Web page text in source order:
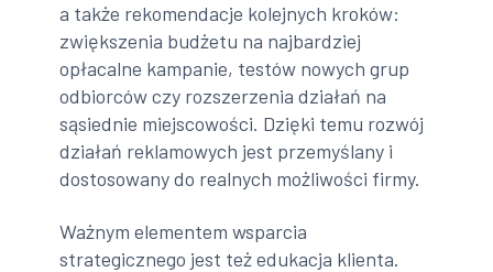
a także rekomendacje kolejnych kroków:
zwiększenia budżetu na najbardziej
opłacalne kampanie, testów nowych grup
odbiorców czy rozszerzenia działań na
sąsiednie miejscowości. Dzięki temu rozwój
działań reklamowych jest przemyślany i
dostosowany do realnych możliwości firmy.
Ważnym elementem wsparcia
strategicznego jest też edukacja klienta.